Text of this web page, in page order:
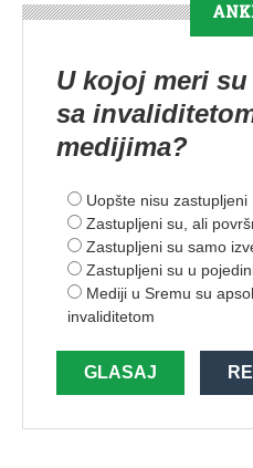
U kojoj meri
sa
medijima?
Uopšte nisu zastupljeni
Zastupljeni su, ali
Zastupljeni su samo
Zastupljeni su u
Mediji u Sremu su
invaliditetom
GLASAJ